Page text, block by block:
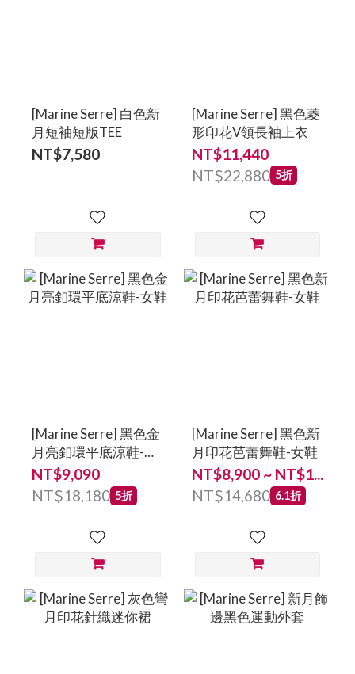
[Marine Serre] 白色新
月短袖短版TEE
NT$7,580
[Marine Serre] 黑色菱
形印花V領長袖上衣
NT$11,440
NT$22,880 5折
[Marine Serre] 黑色金
月亮釦環平底涼鞋-女
鞋
NT$9,090
NT$18,180 5折
[Marine Serre] 黑色新
月印花芭蕾舞鞋-女鞋
NT$8,900 ~ NT$1...
NT$14,680 6.1折